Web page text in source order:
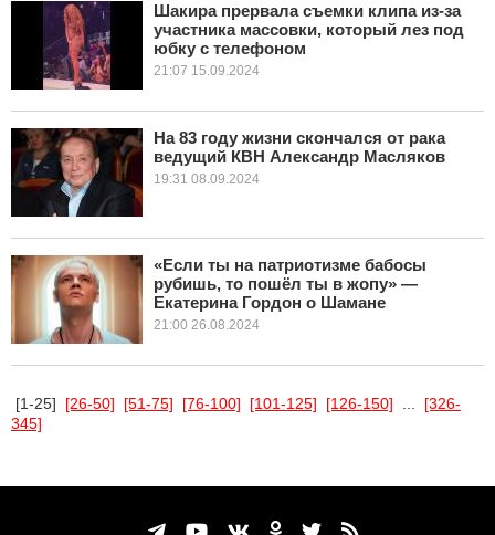
Шакира прервала съемки клипа из-за
участника массовки, который лез под
юбку с телефоном
21:07 15.09.2024
На 83 году жизни скончался от рака
ведущий КВН Александр Масляков
19:31 08.09.2024
«Если ты на патриотизме бабосы
рубишь, то пошёл ты в жопу» —
Екатерина Гордон о Шамане
21:00 26.08.2024
[1-25] [26-50] [51-75] [76-100] [101-125] [126-150]
[326-
345]